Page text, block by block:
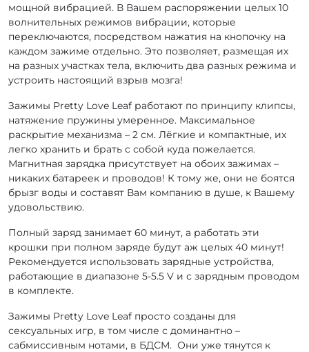
мощной вибрацией. В Вашем распоряжении целых 10
волнительных режимов вибрации, которые
переключаются, посредством нажатия на кнопочку на
каждом зажиме отдельно. Это позволяет, размещая их
на разных участках тела, включить два разных режима и
устроить настоящий взрыв мозга!
Зажимы Pretty Love Leaf работают по принципу клипсы,
натяжение пружины умеренное. Максимальное
раскрытие механизма – 2 см. Лёгкие и компактные, их
легко хранить и брать с собой куда пожелается.
Магнитная зарядка присутствует на обоих зажимах –
никаких батареек и проводов! К тому же, они не боятся
брызг воды и составят Вам компанию в душе, к Вашему
удовольствию.
Полный заряд занимает 60 минут, а работать эти
крошки при полном заряде будут аж целых 40 минут!
Рекомендуется использовать зарядные устройства,
работающие в диапазоне 5-5.5 V и с зарядным проводом
в комплекте.
Зажимы Pretty Love Leaf просто созданы для
сексуальных игр, в том числе с доминантно –
сабмиссивным нотами, в БДСМ. Они уже тянутся к